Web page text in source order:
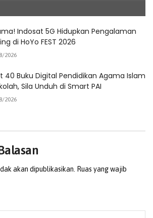
Indosat 5G Hidupkan Pengalaman
di HoYo FEST 2026
2026
40 Buku Digital Pendidikan Agama Islam
Sila Unduh di Smart PAI
2026
akan dipublikasikan.
Ruas yang wajib